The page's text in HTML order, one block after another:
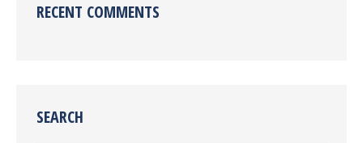
RECENT COMMENTS
SEARCH